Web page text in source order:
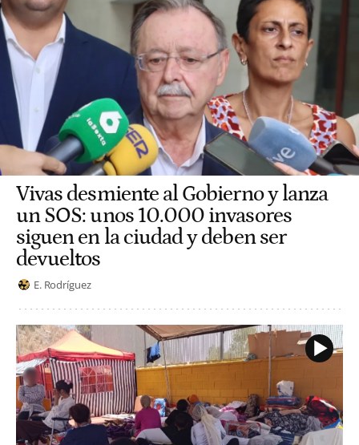
Vivas desmiente al Gobierno y lanza
un SOS: unos 10.000 invasores
siguen en la ciudad y deben ser
devueltos
E. Rodríguez